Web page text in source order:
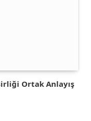
Ortak Anlayış